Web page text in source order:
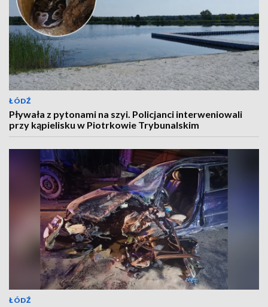
ŁÓDŹ
Pływała z pytonami na szyi. Policjanci interweniowali
przy kąpielisku w Piotrkowie Trybunalskim
ŁÓDŹ